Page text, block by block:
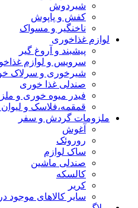
شیردوش
کفش و پاپوش
ناخنگیر و مسواک
لوازم غذاخوری
پیشبند و آروغ گیر
سرویس و لوازم
شیرخوری و سرلاک
صندلی غذا خوری
فیدر میوه خوری و
قمقمه،فلاسک و
ملزومات گردش و سفر
آغوش
روروئک
ساک لوازم
صندلی ماشین
کالسکه
کریر
سایر کالاهای موجود